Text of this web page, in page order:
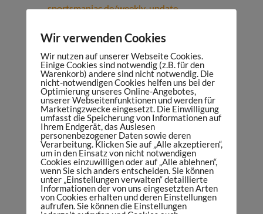
sportsmaniac.de/weekly-update
sportsmaniac.de/bewertung
Kostenfreie Facebook-Gruppe:
https://sportsmaniac.de/community
FACEBOOK:
http://facebook.com/sportsmaniacDE
INSTAGRAM:
http://instagram.com/danielspruegel
TWITTER:https://twitter.com/DanielSpruegel
LINKEDIN:
https://www.linkedin.com/company/sports-
maniac
Wir verwenden Cookies
Wir nutzen auf unserer Webseite Cookies.
Einige Cookies sind notwendig (z.B. für den
Warenkorb) andere sind nicht notwendig. Die
nicht-notwendigen Cookies helfen uns bei der
Optimierung unseres Online-Angebotes,
unserer Webseitenfunktionen und werden für
Marketingzwecke eingesetzt. Die Einwilligung
umfasst die Speicherung von Informationen auf
Ihrem Endgerät, das Auslesen
personenbezogener Daten sowie deren
Verarbeitung. Klicken Sie auf „Alle akzeptieren“,
um in den Einsatz von nicht notwendigen
Cookies einzuwilligen oder auf „Alle ablehnen“,
wenn Sie sich anders entscheiden. Sie können
unter „Einstellungen verwalten“ detaillierte
Informationen der von uns eingesetzten Arten
von Cookies erhalten und deren Einstellungen
aufrufen. Sie können die Einstellungen